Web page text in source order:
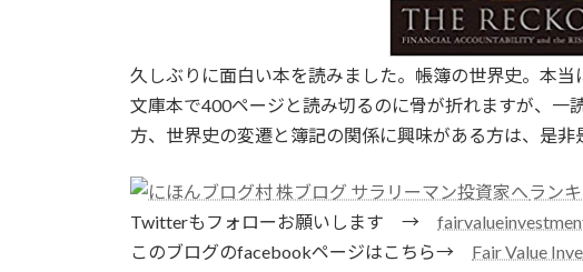
久しぶりに面白い本を読みました。帳簿の世界史。本当
文庫本で400ページと読み切るのに骨が折れますが、一
方、世界史の変遷と簿記の関係に興味がある方は、是非
ラン
Twitterもフォローお願いします →
このブログのfacebookページはこちら→ Fair Value